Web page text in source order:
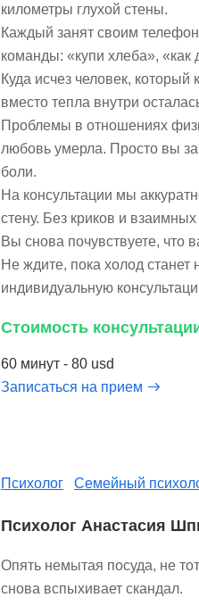
километры глухой стены.
Каждый занят своим
команды: «купи хлеба», «как
Куда исчез человек,
вместо тепла внутри
Проблемы в отношениях
любовь умерла. Просто вы
боли.
На консультации мы
стену. Без криков и
Вы снова почувствуете, что
Не ждите, пока холод
индивидуальную
Стоимость
60 минут - 80 usd
Записаться на прием
Психолог Семейный
Психолог Анастасия
Опять немытая посуда, не
снова вспыхивает скандал.